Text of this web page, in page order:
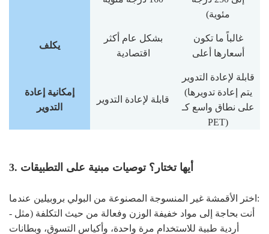
مئوية)
يكلف
بشكل عام أكثر
اقتصادية
غالباً ما تكون
أسعارها أعلى
إمكانية إعادة
التدوير
قابلة لإعادة التدوير
قابلة لإعادة التدوير
(يتم إعادة تدويرها
على نطاق واسع كـ
PET)
3. أيها تختار؟ توصيات مبنية على التطبيقات
اختر الأقمشة غير المنسوجة المصنوعة من البولي بروبيلين عندما:
- أنت بحاجة إلى مواد خفيفة الوزن وفعالة من حيث التكلفة (مثل
أردية طبية للاستخدام مرة واحدة، وأكياس التسوق، وبطانات